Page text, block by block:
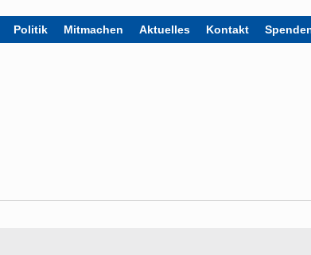
Politik Mitmachen Aktuelles Kontakt